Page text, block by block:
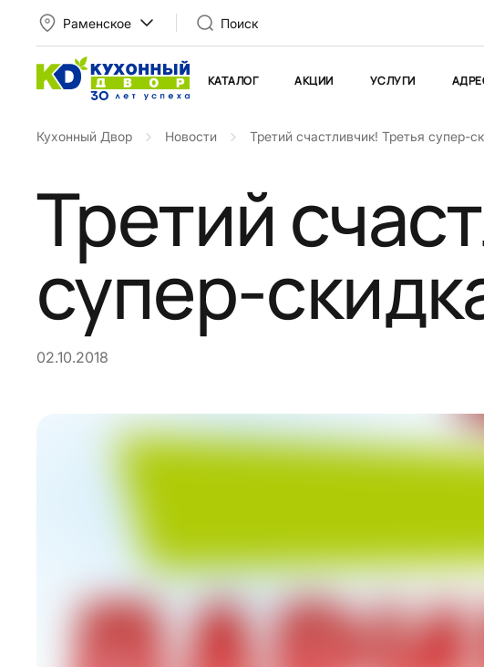
Раменское Поиск
КАТАЛОГ АКЦИИ УСЛУГИ
Кухонный Двор Новости Третий счастливчик! Третья супер-
Третий
супер-
02.10.2018